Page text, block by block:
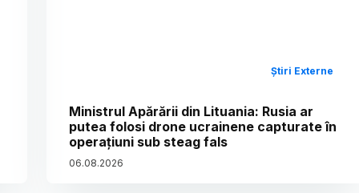
Știri Externe
Ministrul Apărării din Lituania: Rusia ar
putea folosi drone ucrainene capturate în
operațiuni sub steag fals
06.08.2026